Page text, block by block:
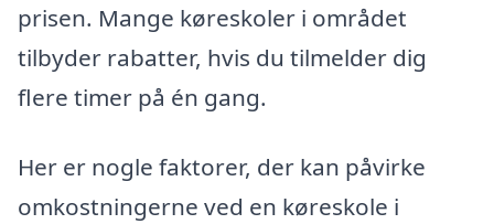
prisen. Mange køreskoler i området
tilbyder rabatter, hvis du tilmelder dig
flere timer på én gang.
Her er nogle faktorer, der kan påvirke
omkostningerne ved en køreskole i